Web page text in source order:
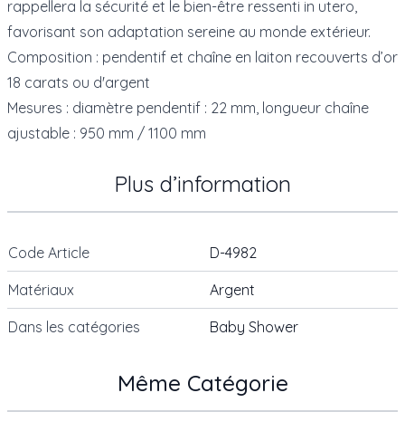
rappellera la sécurité et le bien-être ressenti in utero,
favorisant son adaptation sereine au monde extérieur.
Composition : pendentif et chaîne en laiton recouverts d’or
18 carats ou d'argent
Mesures : diamètre pendentif : 22 mm, longueur chaîne
ajustable : 950 mm / 1100 mm
Plus d’information
Code Article D-4982
Matériaux Argent
Dans les catégories Baby Shower
Même Catégorie